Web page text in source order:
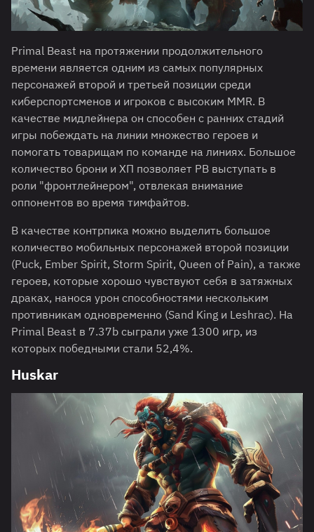
Primal Beast на протяжении продолжительного
времени является одним из самых популярных
персонажей второй и третьей позиции среди
киберспортсменов и игроков с высоким MMR. В
качестве мидлейнера он способен с ранних стадий
игры побеждать на линии множество героев и
помогать товарищам по команде на линиях. Большое
количество брони и ХП позволяет PB выступать в
роли "фронтлейнером", отвлекая внимание
оппонентов во время тимфайтов.
В качестве контрпика можно выделить большое
количество мобильных персонажей второй позиции
(Puck, Ember Spirit, Storm Spirit, Queen of Pain), а также
героев, которые хорошо чувствуют себя в затяжных
драках, нанося урон способностями нескольким
противникам одновременно (Sand King и Leshrac). На
Primal Beast в 7.37b сыграли уже 1300 игр, из
которых победными стали 52,4%.
Huskar